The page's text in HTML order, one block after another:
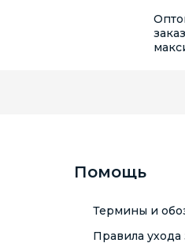
Помощь
Термины и
Правила ухода